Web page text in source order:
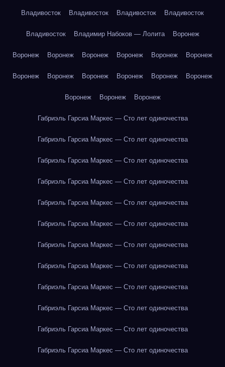
Владивосток Владивосток Владивосток Владивосток
Владивосток Владимир Набоков — Лолита Воронеж
Воронеж Воронеж Воронеж Воронеж Воронеж Воронеж
Воронеж Воронеж Воронеж Воронеж Воронеж Воронеж
Воронеж Воронеж Воронеж
Габриэль Гарсиа Маркес — Сто лет одиночества
Габриэль Гарсиа Маркес — Сто лет одиночества
Габриэль Гарсиа Маркес — Сто лет одиночества
Габриэль Гарсиа Маркес — Сто лет одиночества
Габриэль Гарсиа Маркес — Сто лет одиночества
Габриэль Гарсиа Маркес — Сто лет одиночества
Габриэль Гарсиа Маркес — Сто лет одиночества
Габриэль Гарсиа Маркес — Сто лет одиночества
Габриэль Гарсиа Маркес — Сто лет одиночества
Габриэль Гарсиа Маркес — Сто лет одиночества
Габриэль Гарсиа Маркес — Сто лет одиночества
Габриэль Гарсиа Маркес — Сто лет одиночества